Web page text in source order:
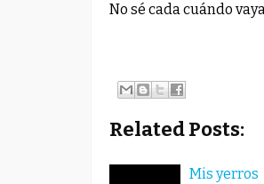
No sé cada cuándo
Related Posts:
Mis yerros